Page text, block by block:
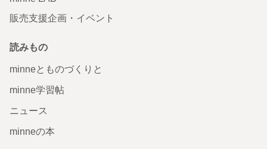
販売支援企画・イベント
読みもの
minneとものづくりと
minne学習帖
ニュース
minneの本